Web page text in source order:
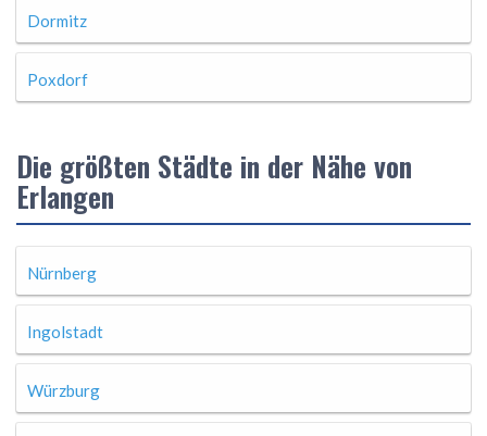
Dormitz
Poxdorf
Die größten Städte in der Nähe von
Erlangen
Nürnberg
Ingolstadt
Würzburg